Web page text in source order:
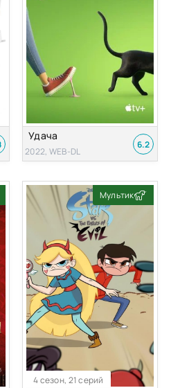
Удача
2022, WEB-DL
6.2
Мультик
4 сезон, 21 серий